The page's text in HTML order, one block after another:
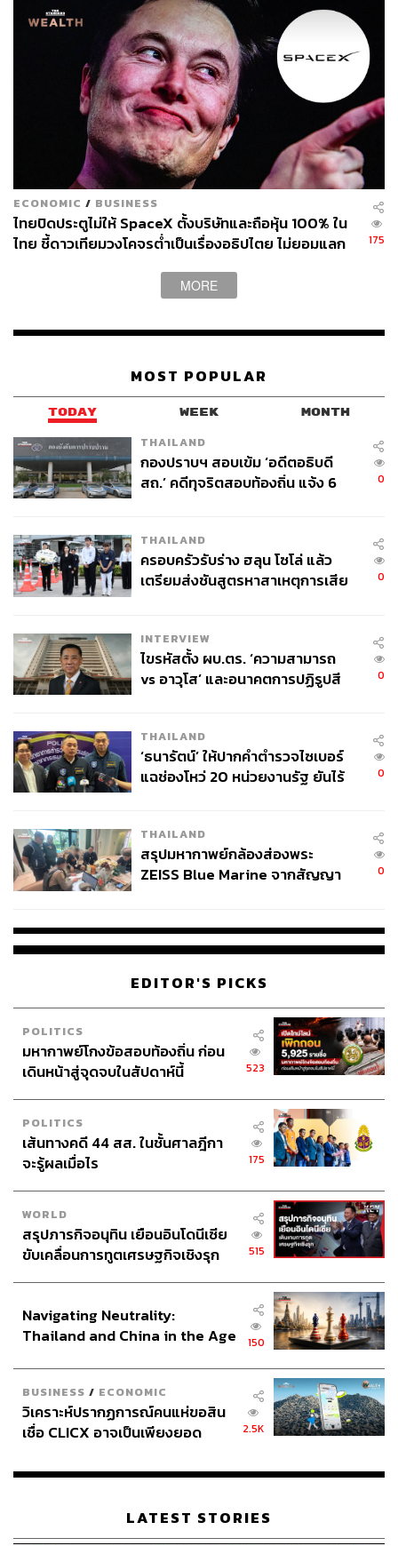
ECONOMIC / BUSINESS
ไทยปิดประตูไม่ให้ SpaceX ตั้งบริษัทและถือหุ้น 100% ใน
ไทย ชี้ดาวเทียมวงโคจรต่ำเป็นเรื่องอธิปไตย ไม่ยอมแลก
175
MORE
MOST POPULAR
TODAY WEEK MONTH
THAILAND
กองปราบฯ สอบเข้ม ‘อดีตอธิบดี
สถ.’ คดีทุจริตสอบท้องถิ่น แจ้ง 6
0
THAILAND
ครอบครัวรับร่าง ฮลุน โซโล่ แล้ว
เตรียมส่งชันสูตรหาสาเหตุการเสีย
0
INTERVIEW
ไขรหัสตั้ง ผบ.ตร. ‘ความสามารถ
vs อาวุโส’ และอนาคตการปฏิรูปสี
0
THAILAND
‘ธนารัตน์’ ให้ปากคำตำรวจไซเบอร์
แฉช่องโหว่ 20 หน่วยงานรัฐ ยันไร้
0
THAILAND
สรุปมหากาพย์กล้องส่องพระ
ZEISS Blue Marine จากสัญญา
จ่ายหนี้-แอบระบุแบรนด์
0
EDITOR'S PICKS
POLITICS
มหากาพย์โกงข้อสอบท้องถิ่น ก่อน
เดินหน้าสู่จุดจบในสัปดาห์นี้
523
POLITICS
เส้นทางคดี 44 สส. ในชั้นศาลฎีกา
จะรู้ผลเมื่อไร
175
WORLD
สรุปภารกิจอนุทิน เยือนอินโดนีเซีย
ขับเคลื่อนการทูตเศรษฐกิจเชิงรุก
515
Navigating Neutrality:
Thailand and China in the Age
150
BUSINESS / ECONOMIC
วิเคราะห์ปรากฏการณ์คนแห่ขอสิน
เชื่อ CLICX อาจเป็นเพียงยอด
เรือนไทยที่ถูกซุกไว้
2.5K
LATEST STORIES